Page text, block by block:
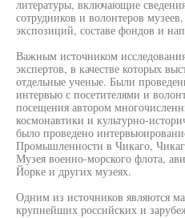
литературы, включающие
сотрудников и волонтеров
экспозиций, составе фондов и
Важным источником
экспертов, в качестве которых
отдельные ученые. Были
интервью с посетителями и
посещения автором
космонавтики и культурно-
было проведено
Промышленности в Чикаго,
Музея военно-морского флота,
Йорке и других музеях.
Одним из источников являются
крупнейших российских и